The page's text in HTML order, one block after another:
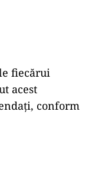
fiecărui
acest
conform